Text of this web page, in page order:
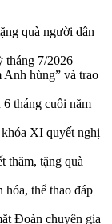
quà người dân
7/2026
hùng” và trao
tháng cuối năm
XI quyết nghị
tặng quà
hóa, thể thao đáp
Đoàn chuyên gia